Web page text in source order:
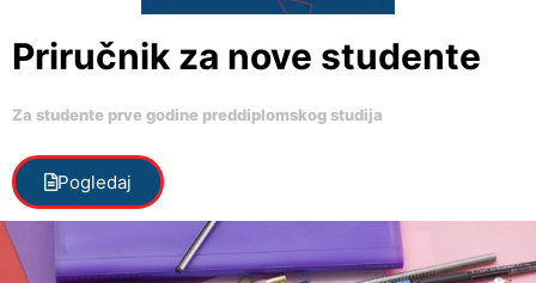
Priručnik za nove studente
Za studente prve godine preddiplomskog studija
Pogledaj